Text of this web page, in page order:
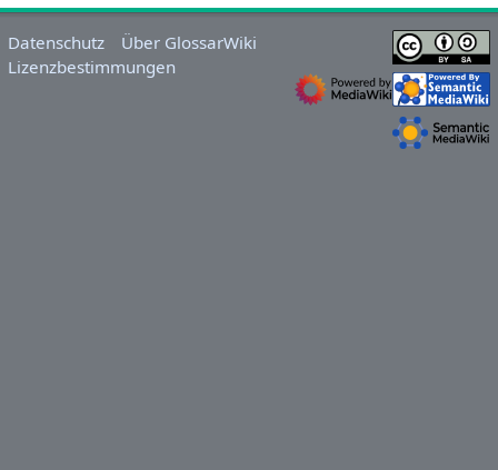
Datenschutz
Über GlossarWiki
Lizenzbestimmungen